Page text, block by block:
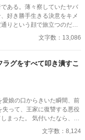
ある。薄々察していたヤバ
好き勝手生きる決意をキメ
りという顔で旅立つのだっ
文字数：13,086
グをすべて叩き潰すこ
って、王家に復讐する悪役
まった。 気付いたなら、妻
二人とも生きてるからね。
物語の通りになんて、させるか！ ※他サイトにも掲載中
文字数：8,124